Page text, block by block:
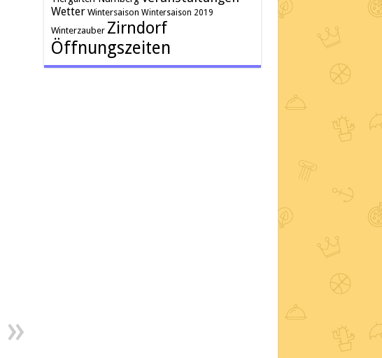
Wetter Wintersaison Wintersaison 2019
Winterzauber Zirndorf
Öffnungszeiten